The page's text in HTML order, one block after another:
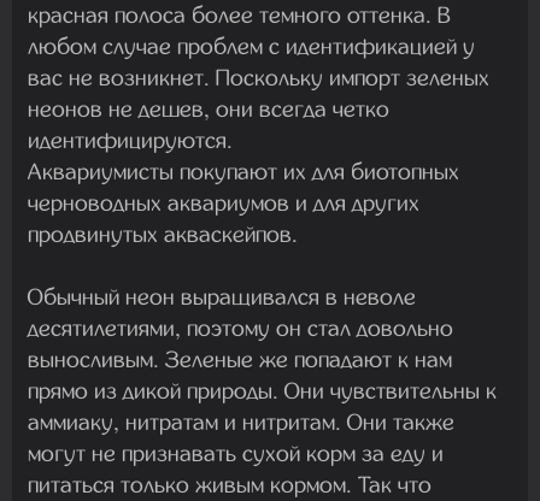
красная полоса более темного оттенка. В
любом случае проблем с идентификацией у
вас не возникнет. Поскольку импорт зеленых
неонов не дешев, они всегда четко
идентифицируются.
Аквариумисты покупают их для биотопных
черноводных аквариумов и для других
продвинутых акваскейпов.
Обычный неон выращивался в неволе
десятилетиями, поэтому он стал довольно
выносливым. Зеленые же попадают к нам
прямо из дикой природы. Они чувствительны к
аммиаку, нитратам и нитритам. Они также
могут не признавать сухой корм за еду и
питаться только живым кормом. Так что